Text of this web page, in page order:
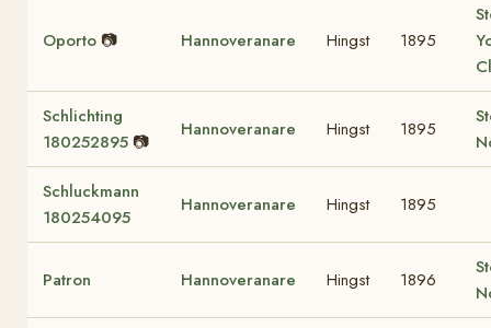
Oporto 📷 Hannoveranare Hingst 1895
Schlichting
180252895 📷
Hannoveranare Hingst 1895
Schluckmann
180254095
Hannoveranare Hingst 1895
Patron Hannoveranare Hingst 1896